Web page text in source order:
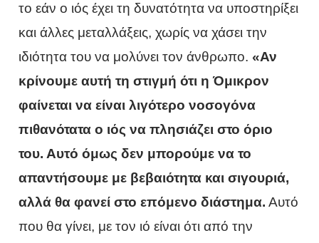
το εάν ο ιός έχει τη δυνατότητα να υποστηρίξει
και άλλες μεταλλάξεις, χωρίς να χάσει την
ιδιότητα του να μολύνει τον άνθρωπο.«Αν
κρίνουμε αυτή τη στιγμή ότι η Όμικρον
φαίνεται να είναι λιγότερο νοσογόνα
πιθανότατα ο ιός να πλησιάζει στο όριο
του. Αυτό όμως δεν μπορούμε να το
απαντήσουμε με βεβαιότητα και σιγουριά,
αλλά θα φανεί στο επόμενο διάστημα. Αυτό
που θα γίνει, με τον ιό είναι ότι από την